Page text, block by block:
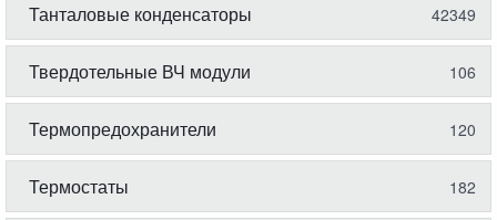
Танталовые конденсаторы 42349
Твердотельные ВЧ модули 106
Термопредохранители 120
Термостаты 182